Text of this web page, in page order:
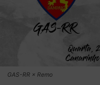
GAS-RR × Remo